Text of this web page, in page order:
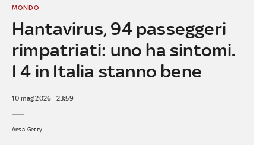
Hantavirus, 94 passeggeri
rimpatriati: uno ha sintomi.
I 4 in Italia stanno bene
MONDO
10 mag 2026 - 23:59
Ansa-Getty